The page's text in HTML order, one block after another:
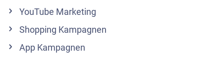
YouTube Marketing
Shopping Kampagnen
App Kampagnen